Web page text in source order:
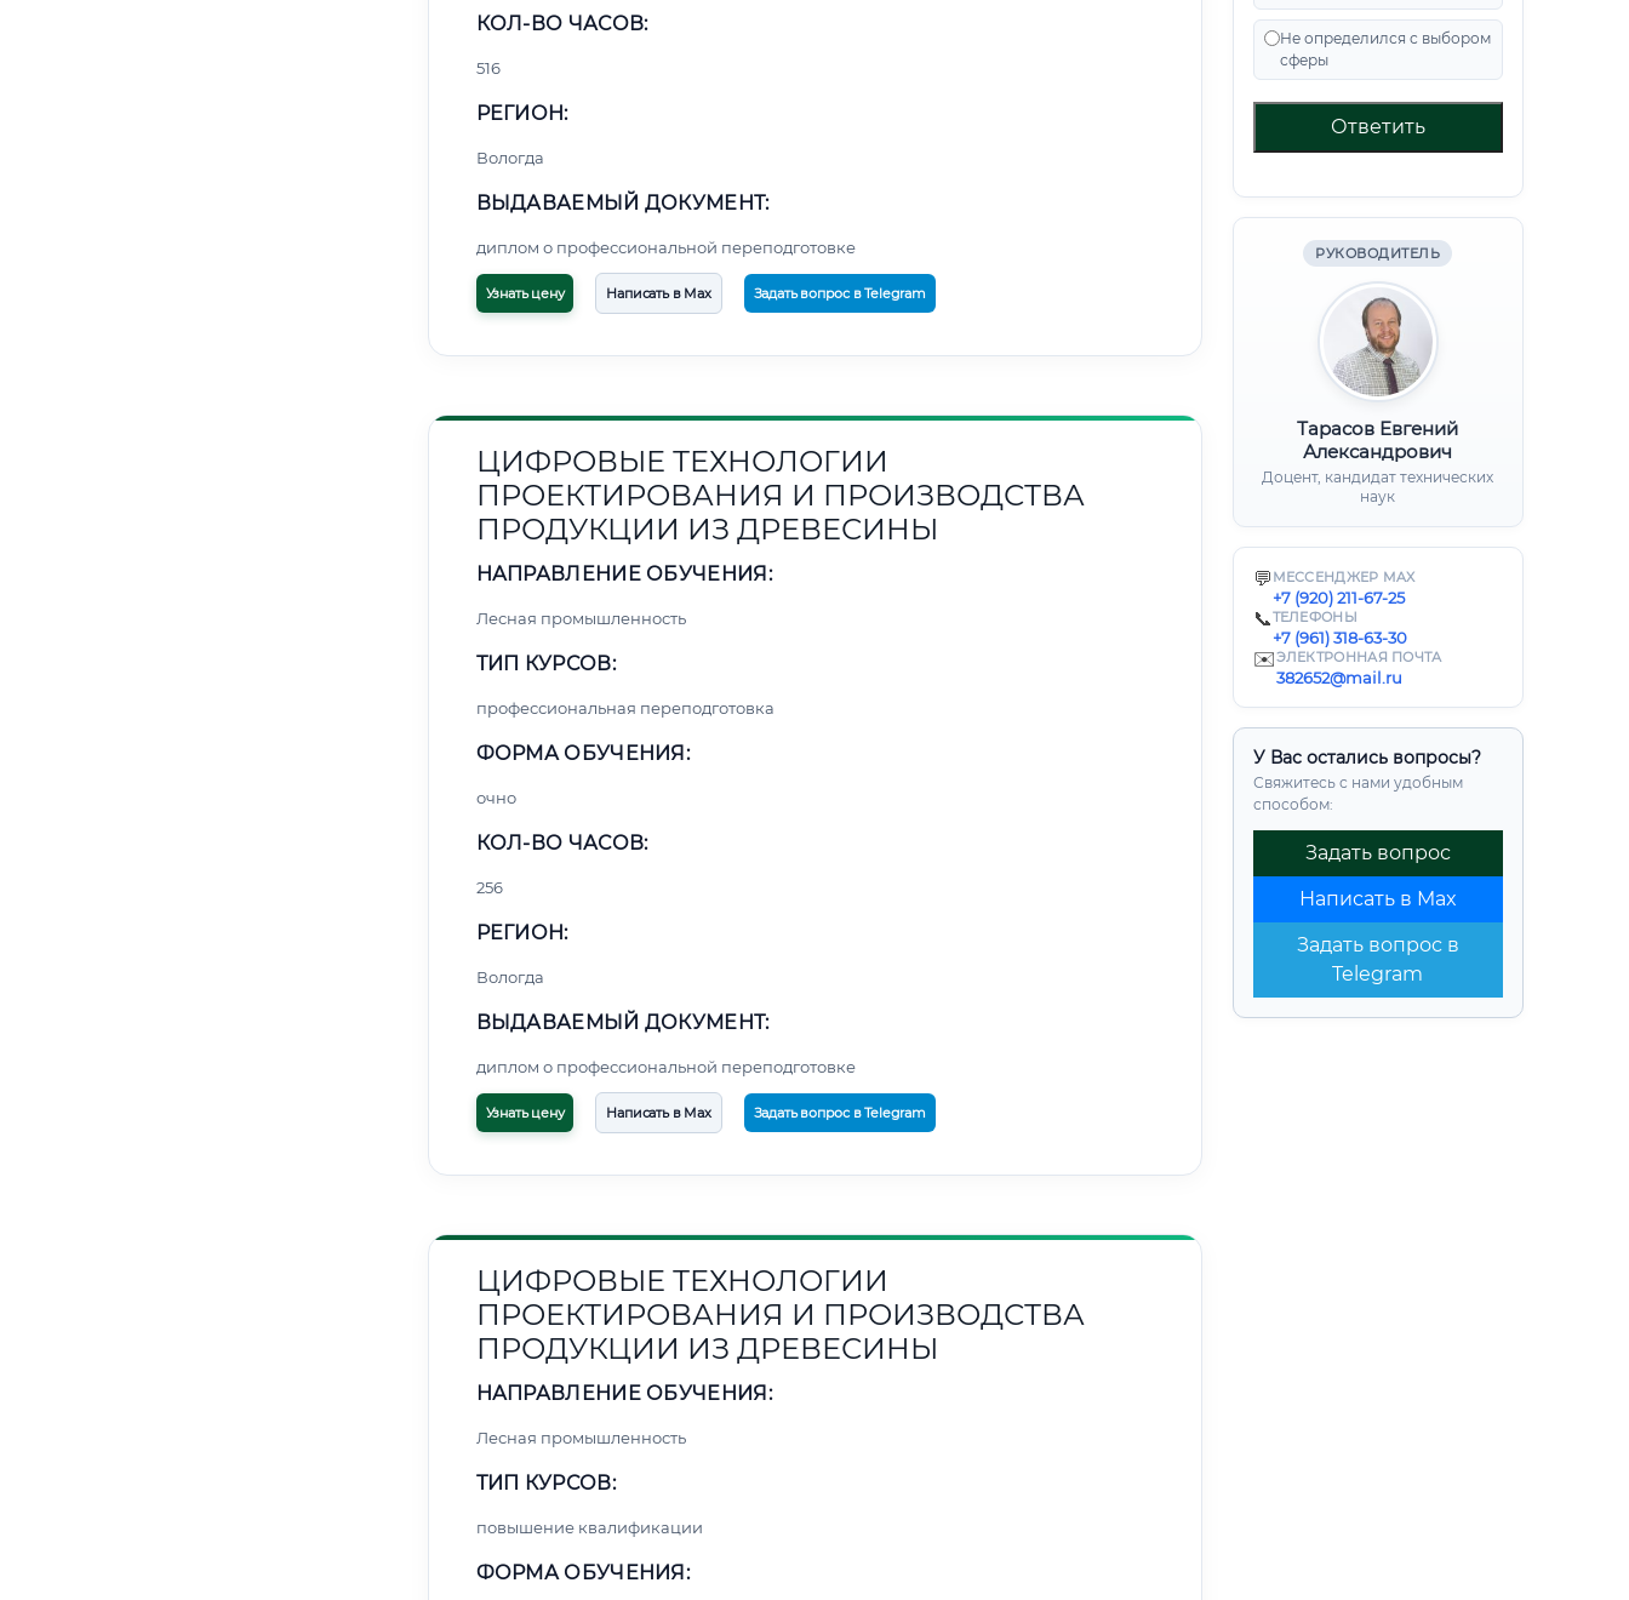
Не определился с выбором
сферы
Ответить
РУКОВОДИТЕЛЬ
Тарасов Евгений
Александрович
Доцент, кандидат технических
наук
💬 МЕССЕНДЖЕР MAX
+7 (920) 211-67-25
📞ТЕЛЕФОНЫ
+7 (961) 318-63-30
✉️ЭЛЕКТРОННАЯ ПОЧТА
382652@mail.ru
У Вас остались вопросы?
Свяжитесь с нами удобным
способом:
Задать вопрос
Написать в Max
Задать вопрос в
Telegram
КОЛ-ВО ЧАСОВ:
516
РЕГИОН:
Вологда
ВЫДАВАЕМЫЙ ДОКУМЕНТ:
диплом о профессиональной переподготовке
Узнать цену Написать в Max Задать вопрос в Telegram
ЦИФРОВЫЕ ТЕХНОЛОГИИ
ПРОЕКТИРОВАНИЯ И ПРОИЗВОДСТВА
ПРОДУКЦИИ ИЗ ДРЕВЕСИНЫ
НАПРАВЛЕНИЕ ОБУЧЕНИЯ:
Лесная промышленность
ТИП КУРСОВ:
профессиональная переподготовка
ФОРМА ОБУЧЕНИЯ:
очно
КОЛ-ВО ЧАСОВ:
256
РЕГИОН:
Вологда
ВЫДАВАЕМЫЙ ДОКУМЕНТ:
диплом о профессиональной переподготовке
Узнать цену Написать в Max Задать вопрос в Telegram
ЦИФРОВЫЕ ТЕХНОЛОГИИ
ПРОЕКТИРОВАНИЯ И ПРОИЗВОДСТВА
ПРОДУКЦИИ ИЗ ДРЕВЕСИНЫ
НАПРАВЛЕНИЕ ОБУЧЕНИЯ:
Лесная промышленность
ТИП КУРСОВ:
повышение квалификации
ФОРМА ОБУЧЕНИЯ: